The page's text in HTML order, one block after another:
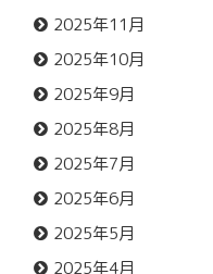
2025年11月
2025年10月
2025年9月
2025年8月
2025年7月
2025年6月
2025年5月
2025年4月